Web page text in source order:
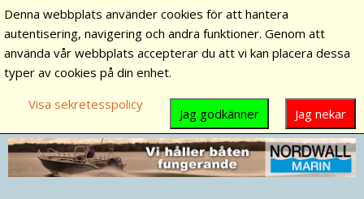
Denna webbplats använder cookies för att hantera
autentisering, navigering och andra funktioner. Genom att
använda vår webbplats accepterar du att vi kan placera dessa
typer av cookies på din enhet.
Visa sekretesspolicy
Jag nekar
Jag godkänner